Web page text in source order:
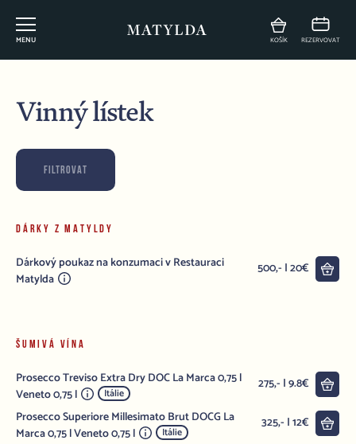
MENU KOŠÍK REZERVOVAT
Vinný lístek
FILTROVAT
DÁRKY Z MATYLDY
Dárkový poukaz na konzumaci v Restauraci
Matylda
500,- | 20€
ŠUMIVÁ VÍNA
Prosecco Treviso Extra Dry DOC La Marca 0,75 l
Veneto 0,75 l
Itálie
275,- | 9.8€
Prosecco Superiore Millesimato Brut DOCG La
Marca 0,75 l Veneto 0,75 l
Itálie
325,- | 12€